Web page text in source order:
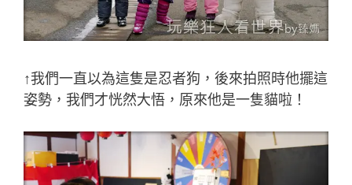
↑我們一直以為這隻是忍者狗，後來拍照時他擺這
姿勢，我們才恍然大悟，原來他是一隻貓啦！